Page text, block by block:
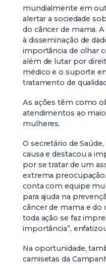
mundialmente em
alertar a sociedade
do câncer de mama.
à disseminação de
importância de olhar
além de lutar por
médico e o suporte
tratamento de
As ações têm como
atendimentos ao
mulheres.
O secretário de
causa e destacou a
por se tratar de um
extrema preocupação.
conta com equipe
para ajuda na
câncer de mama e do
toda ação se faz
importância”,
Na oportunidade,
camisetas da